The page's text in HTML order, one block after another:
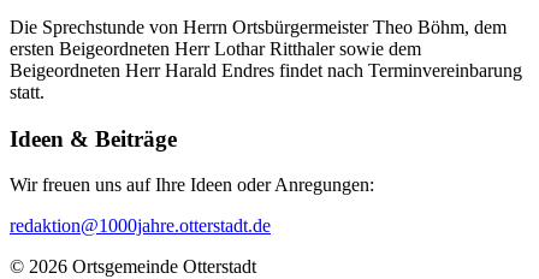
Die Sprechstunde von Herrn Ortsbürgermeister Theo Böhm, dem
ersten Beigeordneten Herr Lothar Ritthaler sowie dem
Beigeordneten Herr Harald Endres findet nach Terminvereinbarung
statt.
Ideen & Beiträge
Wir freuen uns auf Ihre Ideen oder Anregungen:
redaktion@1000jahre.otterstadt.de
© 2026 Ortsgemeinde Otterstadt